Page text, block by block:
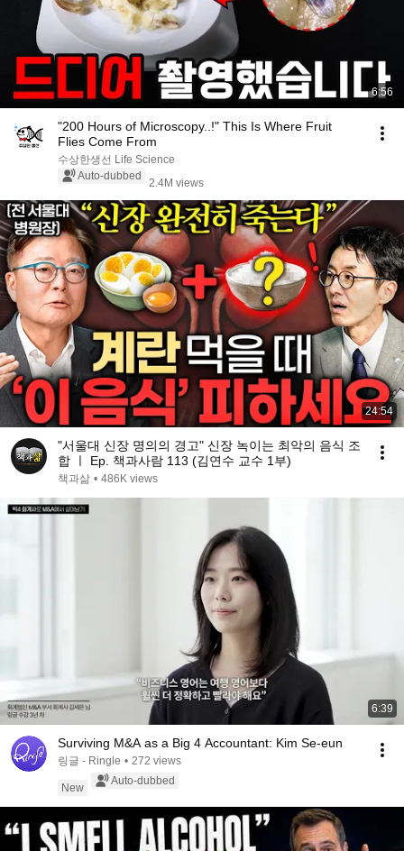
6:56
"200 Hours of Microscopy..!" This Is Where Fruit
Flies Come From
수상한생선 Life Science
Auto-dubbed
2.4M views
24:54
"서울대 신장 명의의 경고" 신장 녹이는 최악의 음식 조
합 ㅣ Ep. 책과사람 113 (김연수 교수 1부)
책과삶 • 486K views
6:39
Surviving M&A as a Big 4 Accountant: Kim Se-eun
링글 - Ringle • 272 views
New
Auto-dubbed